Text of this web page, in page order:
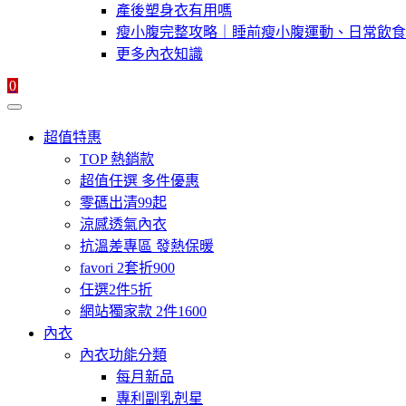
產後塑身衣有用嗎
瘦小腹完整攻略｜睡前瘦小腹運動、日常飲
更多內衣知識
0
超值特惠
TOP 熱銷款
超值任選 多件優惠
零碼出清99起
涼感透氣內衣
抗溫差專區 發熱保暖
favori 2套折900
任選2件5折
網站獨家款 2件1600
內衣
內衣功能分類
每月新品
專利副乳剋星